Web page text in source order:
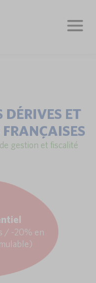
DÉRIVES ET
gestion et fiscalité
/ -20% en